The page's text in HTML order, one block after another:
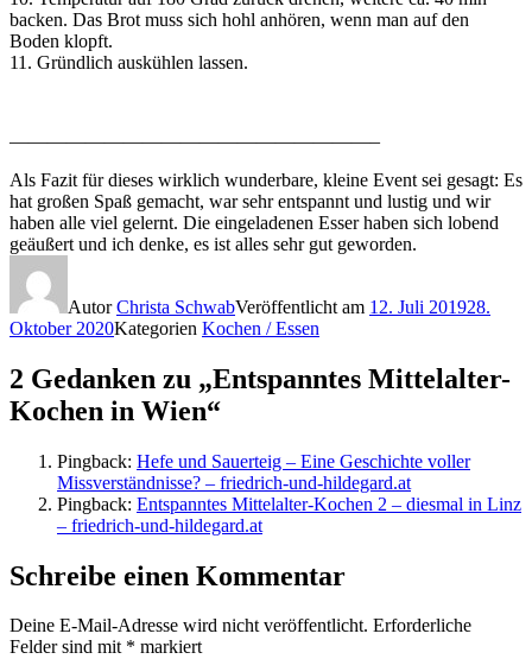
backen. Das Brot muss sich hohl anhören, wenn man auf den
Boden klopft.
11. Gründlich auskühlen lassen.
———————————————————–
Als Fazit für dieses wirklich wunderbare, kleine Event sei gesagt: Es
hat großen Spaß gemacht, war sehr entspannt und lustig und wir
haben alle viel gelernt. Die eingeladenen Esser haben sich lobend
geäußert und ich denke, es ist alles sehr gut geworden.
AutorChrista SchwabVeröffentlicht am 12. Juli 201928.
Oktober 2020Kategorien Kochen / Essen
2 Gedanken zu „Entspanntes Mittelalter-
Kochen in Wien“
Pingback: Hefe und Sauerteig – Eine Geschichte voller
Missverständnisse? – friedrich-und-hildegard.at
Pingback: Entspanntes Mittelalter-Kochen 2 – diesmal in Linz
– friedrich-und-hildegard.at
Schreibe einen Kommentar
Deine E-Mail-Adresse wird nicht veröffentlicht. Erforderliche
Felder sind mit * markiert